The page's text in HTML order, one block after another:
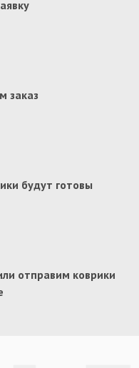
заказ
будут готовы
отправим коврики